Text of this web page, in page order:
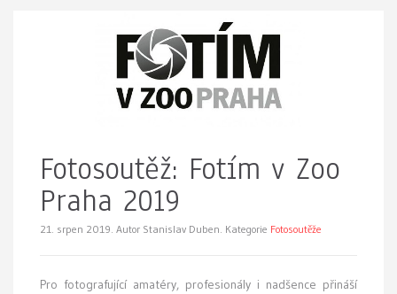
Fotosoutěž: Fotím v Zoo
Praha 2019
21. srpen 2019. Autor Stanislav Duben. Kategorie Fotosoutěže
Pro fotografující amatéry, profesionály i nadšence přináší